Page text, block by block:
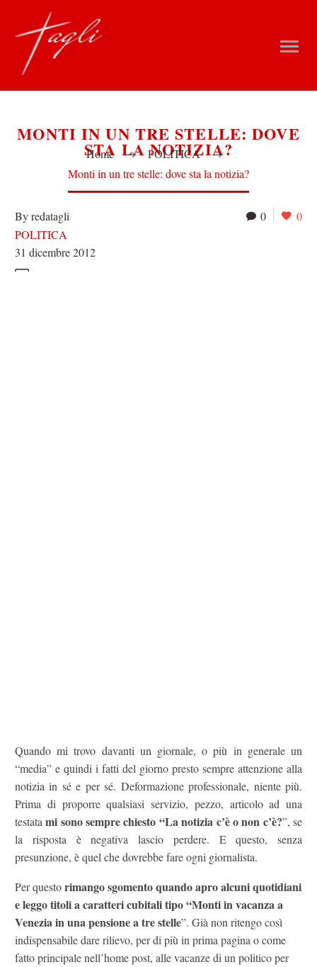
MONTI IN UN TRE STELLE: DOVE
STA LA NOTIZIA?
Home
POLITICA
Monti in un tre stelle: dove sta la notizia?
0 0
By redatagli
POLITICA
31 dicembre 2012
Quando mi trovo davanti un giornale, o più in generale un
“media” e quindi i fatti del giorno presto sempre attenzione alla
notizia in sé e per sé. Deformazione professionale, niente più.
Prima di proporre qualsiasi servizio, pezzo, articolo ad una
testatami sono sempre chiesto “La notizia c’è o non c’è?”, se
la risposta è negativa lascio perdere. E questo, senza
presunzione, è quel che dovrebbe fare ogni giornalista.
Per questorimango sgomento quando apro alcuni quotidiani
e leggo titoli a caratteri cubitali tipo “Monti in vacanza a
Venezia in una pensione a tre stelle”. Già non ritengo così
indispensabile dare rilievo, per di più in prima pagina o come
fatto principale nell’home post, alle vacanze di un politico per